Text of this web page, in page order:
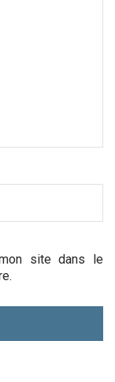
site dans le